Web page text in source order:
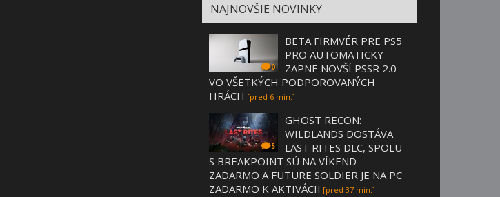
NAJNOVŠIE NOVINKY
0
BETA FIRMVÉR PRE PS5
PRO AUTOMATICKY
ZAPNE NOVŠÍ PSSR 2.0
VO VŠETKÝCH PODPOROVANÝCH
HRÁCH [pred 6 min.]
5
GHOST RECON:
WILDLANDS DOSTÁVA
LAST RITES DLC, SPOLU
S BREAKPOINT SÚ NA VÍKEND
ZADARMO A FUTURE SOLDIER JE NA PC
ZADARMO K AKTIVÁCII [pred 37 min.]